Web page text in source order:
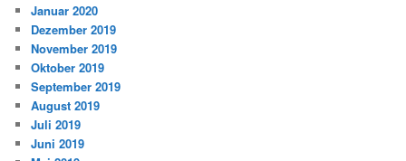
Januar 2020
Dezember 2019
November 2019
Oktober 2019
September 2019
August 2019
Juli 2019
Juni 2019